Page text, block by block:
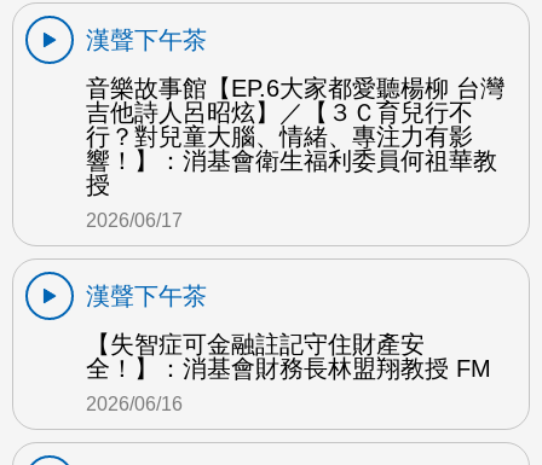
漢聲下午茶
音樂故事館【EP.6大家都愛聽楊柳 台灣
吉他詩人呂昭炫】／【３Ｃ育兒行不
行？對兒童大腦、情緒、專注力有影
響！】：消基會衛生福利委員何祖華教
授
2026/06/17
漢聲下午茶
【失智症可金融註記守住財產安
全！】：消基會財務長林盟翔教授 FM
2026/06/16